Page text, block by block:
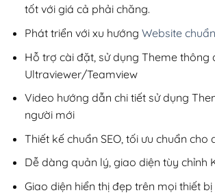
tốt với giá cả phải chăng.
Phát triển với xu hướng Website
Hỗ trợ cài đặt, sử dụng Theme thông
Ultraviewer/Teamview
Video hướng dẫn chi tiết sử dụng
người mới
Thiết kế chuẩn SEO, tối ưu chuẩn cho
Dễ dàng quản lý, giao diện tùy chỉnh
Giao diện hiển thị đẹp trên mọi thiết bị